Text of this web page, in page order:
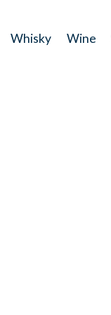
content
Whisky Wine